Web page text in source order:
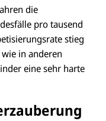
die
pro tausend
stieg
in anderen
eine sehr harte